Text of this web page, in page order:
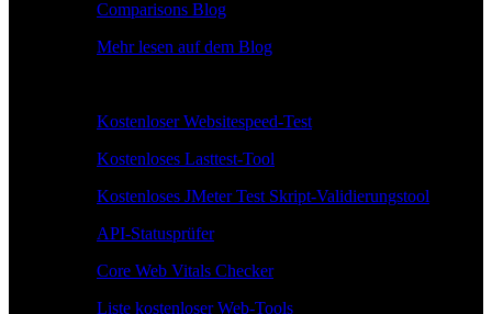
Comparisons Blog
Mehr lesen auf dem Blog
Kostenloser Websitespeed-Test
Kostenloses Lasttest-Tool
Kostenloses JMeter Test Skript-Validierungstool
API-Statusprüfer
Core Web Vitals Checker
Liste kostenloser Web-Tools